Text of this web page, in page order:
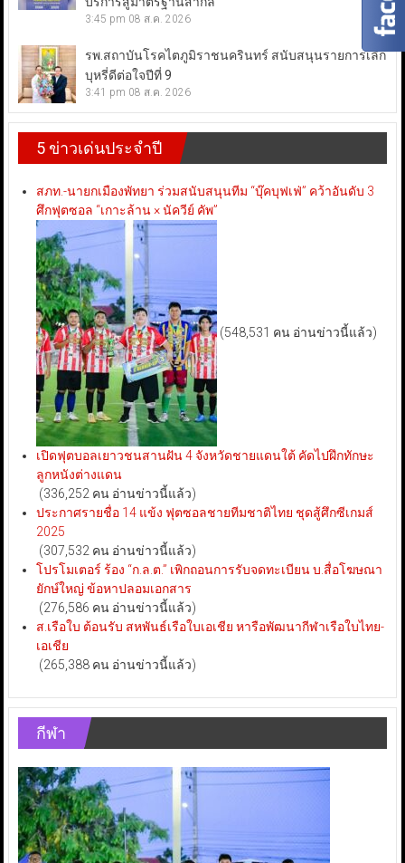
3:45 pm 08 ส.ค. 2026
รพ.สถาบันโรคไตภูมิราชนครินทร์ สนับสนุนรายการเลิก
บุหรี่ดีต่อใจปีที่ 9
3:41 pm 08 ส.ค. 2026
5 ข่าวเด่นประจำปี
สภท.-นายกเมืองพัทยา ร่วมสนับสนุนทีม “บุ๊คบุฟเฟ่” คว้าอันดับ 3
ศึกฟุตซอล “เกาะล้าน × นัควีย์ คัพ”
(548,531 คน อ่านข่าวนี้แล้ว)
เปิดฟุตบอลเยาวชนสานฝัน 4 จังหวัดชายแดนใต้ คัดไปฝึกทักษะ
ลูกหนังต่างแดน
(336,252 คน อ่านข่าวนี้แล้ว)
ประกาศรายชื่อ 14 แข้ง ฟุตซอลชายทีมชาติไทย ชุดสู้ศึกซีเกมส์
2025
(307,532 คน อ่านข่าวนี้แล้ว)
โปรโมเตอร์ ร้อง “ก.ล.ต.” เพิกถอนการรับจดทะเบียน บ.สื่อโฆษณา
ยักษ์ใหญ่ ข้อหาปลอมเอกสาร
(276,586 คน อ่านข่าวนี้แล้ว)
ส.เรือใบ ต้อนรับ สหพันธ์เรือใบเอเชีย หารือพัฒนากีฬาเรือใบไทย-
เอเชีย
(265,388 คน อ่านข่าวนี้แล้ว)
กีฬา